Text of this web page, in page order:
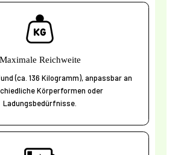
Maximale Reichweite
(ca. 136 Kilogramm), anpassbar an
Körperformen oder
Ladungsbedürfnisse.